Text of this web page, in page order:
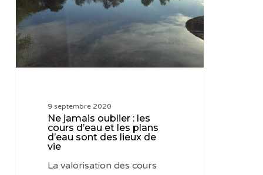
les
cours
d’eau
et
les
9 septembre 2020
Ne jamais oublier : les
cours d’eau et les plans
d’eau sont des lieux de
vie
La valorisation des cours